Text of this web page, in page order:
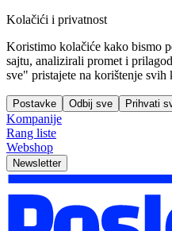
Kolačići i privatnost
Koristimo kolačiće kako bismo
sajtu, analizirali promet i
sve" pristajete na korištenje svih
Postavke Odbij sve Prihvati
Kompanije
Rang liste
Webshop
Newsletter